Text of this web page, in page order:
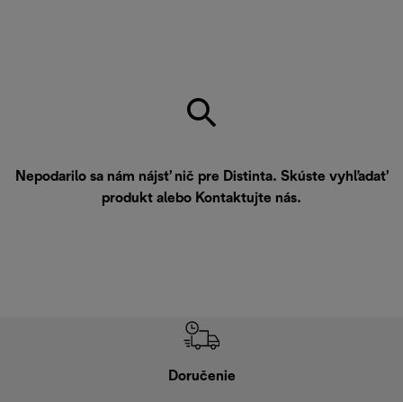
Nepodarilo sa nám nájsť nič pre Distinta. Skúste vyhľadať
produkt alebo Kontaktujte nás.
Doručenie